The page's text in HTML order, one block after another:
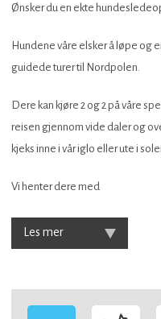
Ønsker du en ekte
Hundene våre elsker å løpe og
guidede turer til Nordpolen.
Dere kan kjøre 2 og 2 på våre
reisen gjennom vide daler og
kjeks inne i vår iglo eller ute i
Vi henter dere med
Les mer